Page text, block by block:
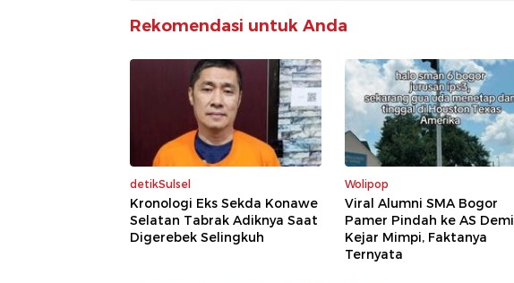
Rekomendasi untuk Anda
detikSulsel
Kronologi Eks Sekda Konawe
Selatan Tabrak Adiknya Saat
Digerebek Selingkuh
Wolipop
Viral Alumni SMA Bogor
Pamer Pindah ke AS Demi
Kejar Mimpi, Faktanya
Ternyata